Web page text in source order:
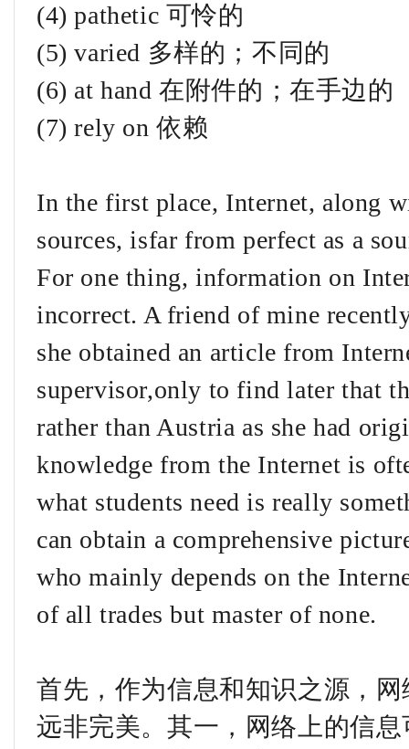
(4) pathetic 可怜的
(5) varied 多样的；不同的
(6) at hand 在附件的；在手边的
(7) rely on 依赖
In the first place, Internet, along
sources, isfar from perfect as a
For one thing, information on
incorrect. A friend of mine
she obtained an article from
supervisor,only to find later that
rather than Austria as she had
knowledge from the Internet is
what students need is really
can obtain a comprehensive
who mainly depends on the
of all trades but master of none.
首先，作为信息和知识之源，
远非完美。其一，网络上的信